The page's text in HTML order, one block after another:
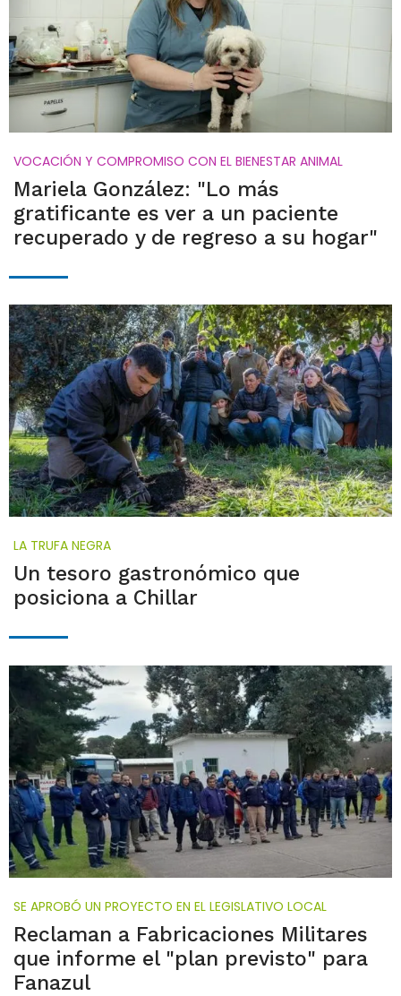
VOCACIÓN Y COMPROMISO CON EL BIENESTAR ANIMAL
Mariela González: "Lo más
gratificante es ver a un paciente
recuperado y de regreso a su hogar"
LA TRUFA NEGRA
Un tesoro gastronómico que
posiciona a Chillar
SE APROBÓ UN PROYECTO EN EL LEGISLATIVO LOCAL
Reclaman a Fabricaciones Militares
que informe el "plan previsto" para
Fanazul